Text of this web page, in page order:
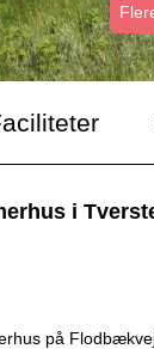
i
på